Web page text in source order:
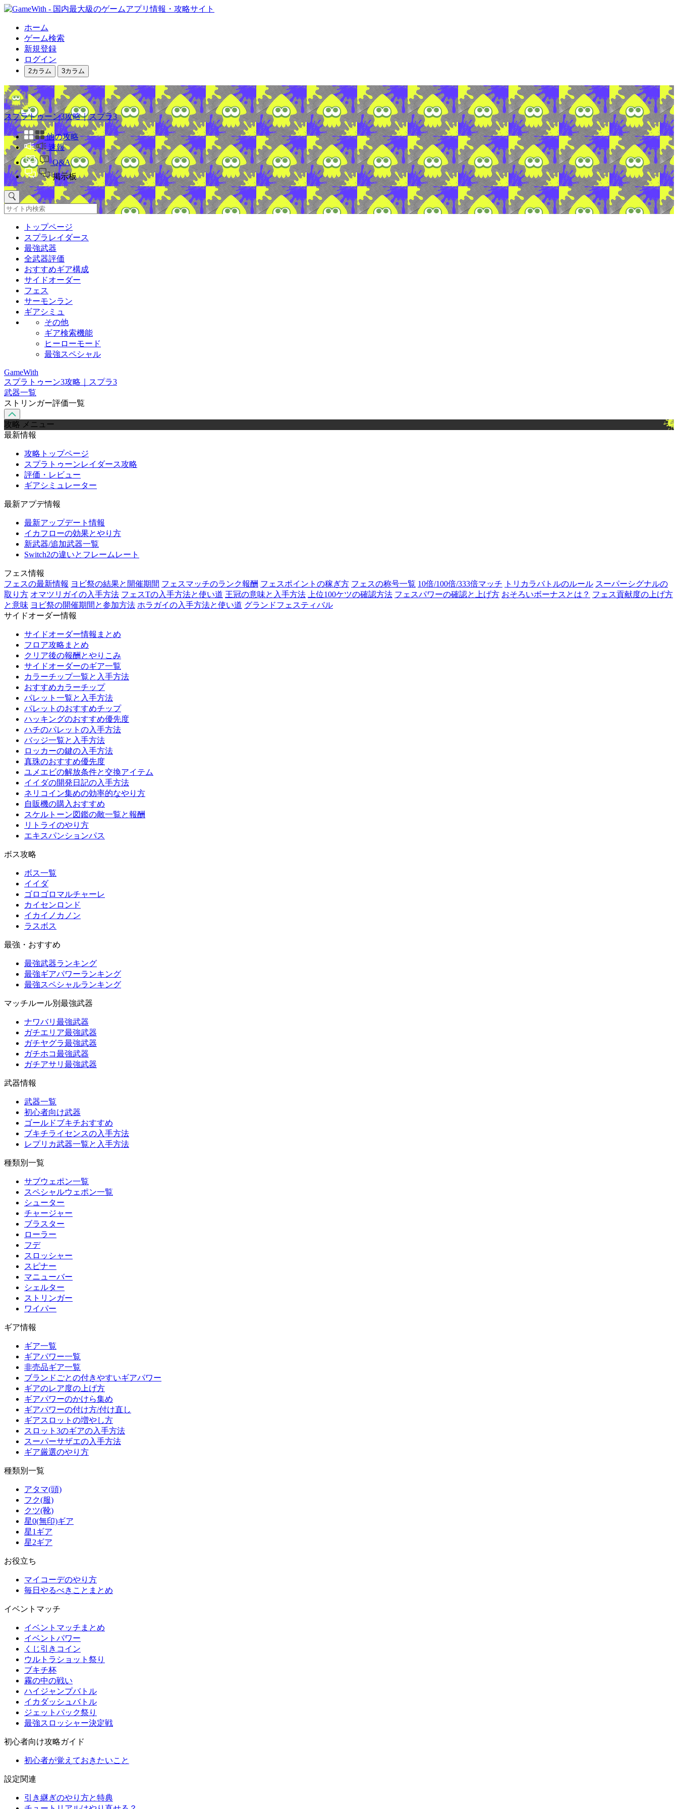
ホーム
ゲーム検索
新規登録
ログイン
2カラム 3カラム
スプラトゥーン3攻略｜スプラ3
他の攻略
速報
Q&A
掲示板
トップページ
スプラレイダース
最強武器
全武器評価
おすすめギア構成
サイドオーダー
フェス
サーモンラン
ギアシミュ
その他
ギア検索機能
ヒーローモード
最強スペシャル
GameWith
スプラトゥーン3攻略｜スプラ3
武器一覧
ストリンガー評価一覧
攻略 メニュー
最新情報
攻略トップページ
スプラトゥーンレイダース攻略
評価・レビュー
ギアシミュレーター
最新アプデ情報
最新アップデート情報
イカフローの効果とやり方
新武器/追加武器一覧
Switch2の違いとフレームレート
フェス情報
フェスの最新情報 ヨビ祭の結果と開催期間 フェスマッチのランク報酬 フェスポイントの稼ぎ方 フェスの称号一覧 10倍/100倍/333倍マッチ トリカラバトルのルール スーパーシグナルの
取り方 オマツリガイの入手方法 フェスTの入手方法と使い道 王冠の意味と入手方法 上位100ケツの確認方法 フェスパワーの確認と上げ方 おそろいボーナスとは？ フェス貢献度の上げ方
と意味 ヨビ祭の開催期間と参加方法 ホラガイの入手方法と使い道 グランドフェスティバル
サイドオーダー情報
サイドオーダー情報まとめ
フロア攻略まとめ
クリア後の報酬とやりこみ
サイドオーダーのギア一覧
カラーチップ一覧と入手方法
おすすめカラーチップ
パレット一覧と入手方法
パレットのおすすめチップ
ハッキングのおすすめ優先度
ハチのパレットの入手方法
バッジ一覧と入手方法
ロッカーの鍵の入手方法
真珠のおすすめ優先度
ユメエビの解放条件と交換アイテム
イイダの開発日記の入手方法
ネリコイン集めの効率的なやり方
自販機の購入おすすめ
スケルトーン図鑑の敵一覧と報酬
リトライのやり方
エキスパンションパス
ボス攻略
ボス一覧
イイダ
ゴロゴロマルチャーレ
カイセンロンド
イカイノカノン
ラスボス
最強・おすすめ
最強武器ランキング
最強ギアパワーランキング
最強スペシャルランキング
マッチルール別最強武器
ナワバリ最強武器
ガチエリア最強武器
ガチヤグラ最強武器
ガチホコ最強武器
ガチアサリ最強武器
武器情報
武器一覧
初心者向け武器
ゴールドブキチおすすめ
ブキチライセンスの入手方法
レプリカ武器一覧と入手方法
種類別一覧
サブウェポン一覧
スペシャルウェポン一覧
シューター
チャージャー
ブラスター
ローラー
フデ
スロッシャー
スピナー
マニューバー
シェルター
ストリンガー
ワイパー
ギア情報
ギア一覧
ギアパワー一覧
非売品ギア一覧
ブランドごとの付きやすいギアパワー
ギアのレア度の上げ方
ギアパワーのかけら集め
ギアパワーの付け方/付け直し
ギアスロットの増やし方
スロット3のギアの入手方法
スーパーサザエの入手方法
ギア厳選のやり方
種類別一覧
アタマ(頭)
フク(服)
クツ(靴)
星0(無印)ギア
星1ギア
星2ギア
お役立ち
マイコーデのやり方
毎日やるべきことまとめ
イベントマッチ
イベントマッチまとめ
イベントパワー
くじ引きコイン
ウルトラショット祭り
ブキチ杯
霧の中の戦い
ハイジャンプバトル
イカダッシュバトル
ジェットパック祭り
最強スロッシャー決定戦
初心者向け攻略ガイド
初心者が覚えておきたいこと
設定関連
引き継ぎのやり方と特典